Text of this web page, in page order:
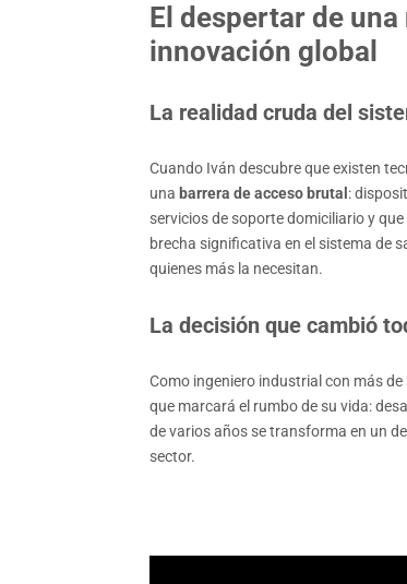
El despertar de
innovación global
La realidad cruda del
Cuando Iván descubre que existen
una barrera de acceso brutal :
servicios de soporte domiciliario y
brecha significativa en el sistema de
quienes más la necesitan.
La decisión que cambió
Como ingeniero industrial con más
que marcará el rumbo de su vida:
de varios años se transforma en un
sector.